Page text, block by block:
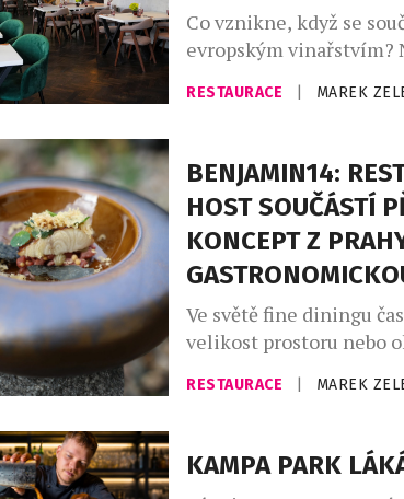
Co vznikne, když se
evropským vinařstvím?
série výjimečných
napříč kontinenty,
připravila na podzim
degustačních večerů.
restauraci PRU58,
RESTAURACE MAREK
BENJAMIN14:
HOST SOUČÁSTÍ
KONCEPT Z
Ve světě fine diningu
velikost prostoru nebo
Restaurace
roce 2018 v pražských
prostor pro pouhých
servisu přišel osobní
RESTAURACE MAREK
KAMPA PARK